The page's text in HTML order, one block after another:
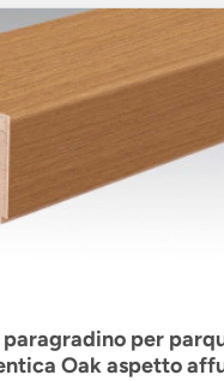
per
Oak aspetto